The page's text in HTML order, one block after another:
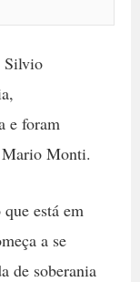
Silvio
e foram
Mario Monti.
que está em
a se
de soberania